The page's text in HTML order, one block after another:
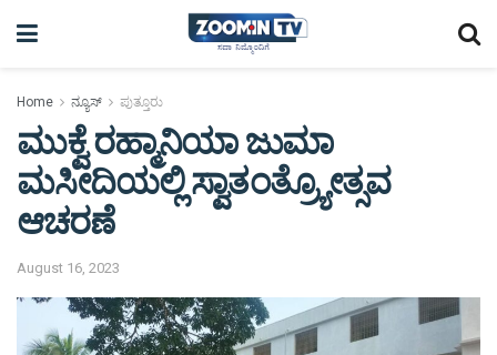
Home ನ್ಯೂಸ್ ಪುತ್ತೂರು
ಮುಕ್ವೆ ರಹ್ಮಾನಿಯಾ ಜುಮಾ
ಮಸೀದಿಯಲ್ಲಿ ಸ್ವಾತಂತ್ರ್ಯೋತ್ಸವ
ಆಚರಣೆ
August 16, 2023